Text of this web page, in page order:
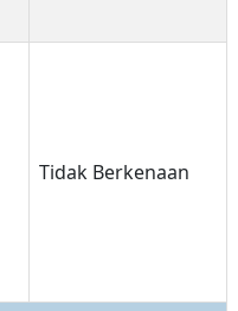
Tidak Berkenaan